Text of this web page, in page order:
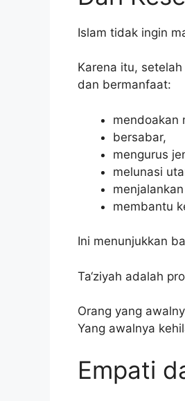
Islam tidak ingin
Karena itu,
dan bermanfaat:
mendoakan
bersabar,
mengurus
melunasi
membantu
Ini menunjukkan
Ta‘ziyah adalah
Orang yang
Yang awalnya
Empati